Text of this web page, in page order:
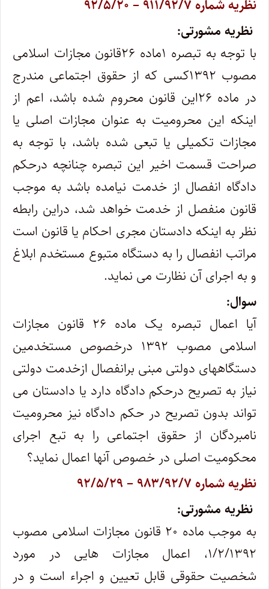
نظریه شماره ۹۱۱/۹۲/۷ – ۹۲/۵/۲۰
نظریه مشورتی:
با توجه به تبصره ۱ماده ۲۶قانون مجازات اسلامی
مصوب ۱۳۹۲کسی که از حقوق اجتماعی مندرج
در ماده ۲۶این قانون محروم شده باشد، اعم از
اینکه این محرومیت به عنوان مجازات اصلی یا
مجازات تکمیلی یا تبعی شده باشد، با توجه به
صراحت قسمت اخیر این تبصره چنانچه درحکم
دادگاه انفصال از خدمت نیامده باشد به موجب
قانون منفصل از خدمت خواهد شد، دراین رابطه
نظر به اینکه دادستان مجری احکام یا قانون است
مراتب انفصال را به دستگاه متبوع مستخدم ابلاغ
و به اجرای آن نظارت می نماید.
سوال:
آیا اعمال تبصره یک ماده ۲۶ قانون مجازات
اسلامی مصوب ۱۳۹۲ درخصوص مستخدمین
دستگاههای دولتی مبنی برانفصال ازخدمت دولتی
نیاز به تصریح درحکم دادگاه دارد یا دادستان می
تواند بدون تصریح در حکم دادگاه نیز محرومیت
نامبردگان از حقوق اجتماعی را به تبع اجرای
محکومیت اصلی در خصوص آنها اعمال نماید؟
نظریه شماره ۹۸۳/۹۲/۷ – ۹۲/۵/۲۹
نظریه مشورتی:
به موجب ماده ۲۰ قانون مجازات اسلامی مصوب
۱/۲/۱۳۹۲، اعمال مجازات هایی در مورد
شخصیت حقوقی قابل تعیین و اجراء است و در